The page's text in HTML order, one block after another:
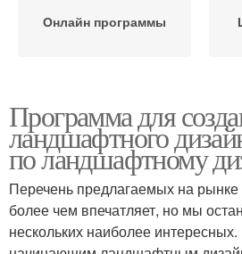
Онлайн программы
Программа для
ландшафтного
по ландшафтному
Перечень предлагаемых на
более чем впечатляет, но мы
нескольких наиболее